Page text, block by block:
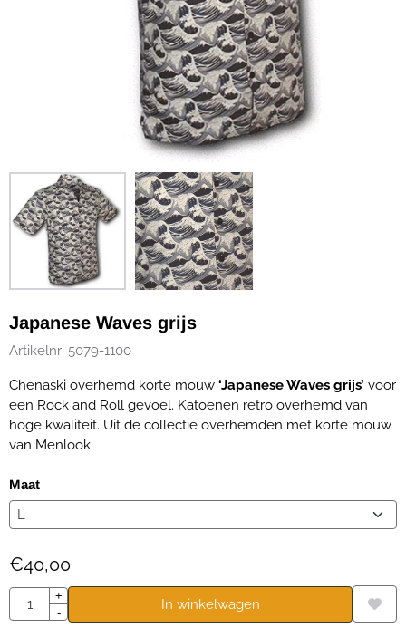
Japanese Waves grijs
Artikelnr: 5079-1100
Chenaski overhemd korte mouw ‘Japanese Waves grijs’ voor
een Rock and Roll gevoel. Katoenen retro overhemd van
hoge kwaliteit. Uit de collectie overhemden met korte mouw
van Menlook.
Maat
€40,00
Aantal
+
-
In winkelwagen